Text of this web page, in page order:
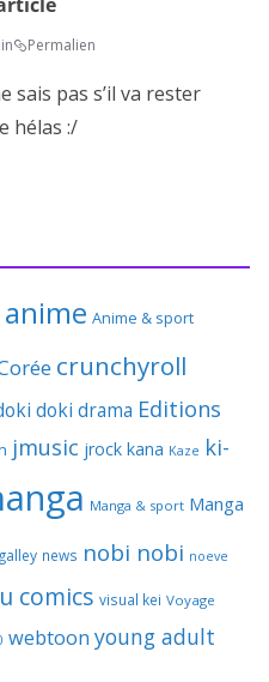
Permalien
sais pas s’il va rester
hélas :/
anime Anime & sport
crunchyroll
doki drama Editions
jmusic jrock kana Kaze ki-
Manga & sport Manga
news nobi nobi noeve
comics visual kei Voyage
webtoon young adult